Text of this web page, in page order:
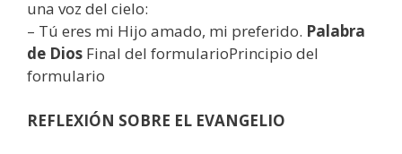
una voz del cielo:
– Tú eres mi Hijo amado, mi preferido. Palabra
de Dios Final del formularioPrincipio del
formulario
REFLEXIÓN SOBRE EL EVANGELIO